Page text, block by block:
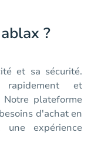
?
et sa sécurité.
et
plateforme
d'achat en
expérience